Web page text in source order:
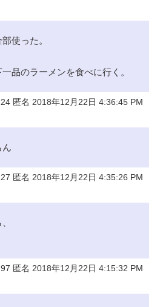
使った。
品のラーメンを食べに行く。
匿名 2018年12月22日 4:36:45 PM
ん
匿名 2018年12月22日 4:35:26 PM
匿名 2018年12月22日 4:15:32 PM